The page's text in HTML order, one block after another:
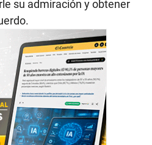
su admiración y obtener